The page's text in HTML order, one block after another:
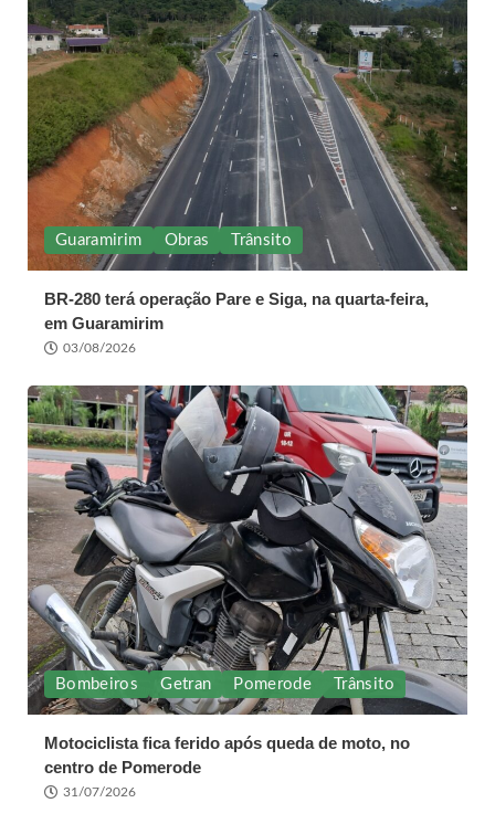
Guaramirim Obras Trânsito
BR-280 terá operação Pare e Siga, na quarta-feira,
em Guaramirim
03/08/2026
Bombeiros Getran Pomerode Trânsito
Motociclista fica ferido após queda de moto, no
centro de Pomerode
31/07/2026